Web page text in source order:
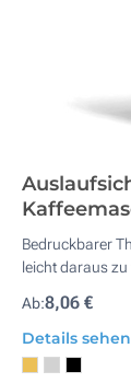
Bedruckbarer
leicht daraus
Ab:8,06 €
Details